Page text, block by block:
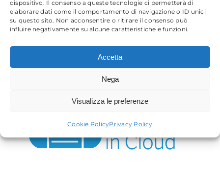
dispositivo. Il consenso a queste tecnologie ci permetterà di
elaborare dati come il comportamento di navigazione o ID unici
su questo sito. Non acconsentire o ritirare il consenso può
influire negativamente su alcune caratteristiche e funzioni.
Accetta
Nega
Visualizza le preferenze
Cookie PolicyPrivacy Policy